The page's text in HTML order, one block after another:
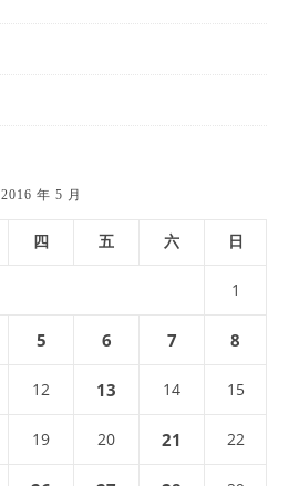
2016 年 5 月
四 五 六 日
1
5 6 7 8
12 13 14 15
19 20 21 22